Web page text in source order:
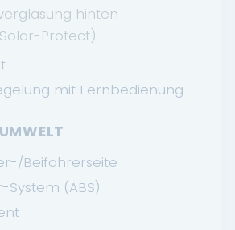
hinten
Protect)
mit Fernbedienung
Beifahrerseite
System (ABS)